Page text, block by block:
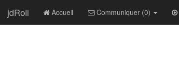
jdRoll Accueil Communiquer (0)